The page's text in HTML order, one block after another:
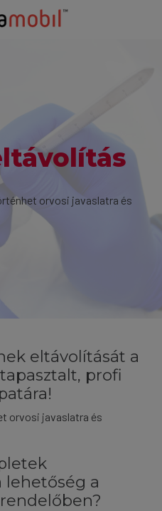
orvosi javaslatra és
eltávolítását a
profi
orvosi javaslatra és
lehetőség a